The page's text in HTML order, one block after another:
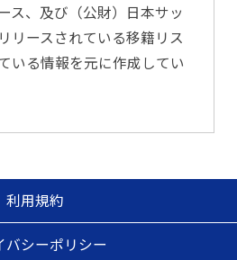
ス、及び（公財）日本サッ
リースされている移籍リス
いる情報を元に作成してい
利用規約
バシーポリシー